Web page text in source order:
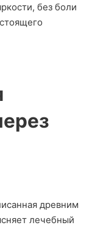
без боли
древним
лечебный